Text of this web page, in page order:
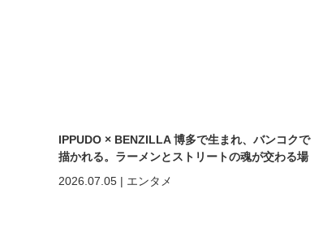
IPPUDO × BENZILLA 博多で生まれ、バンコクで
描かれる。ラーメンとストリートの魂が交わる場
2026.07.05 | エンタメ